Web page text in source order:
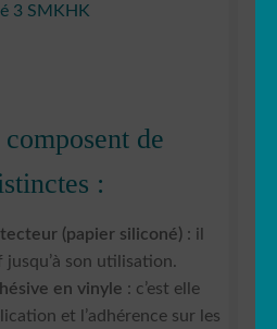
3 SMKHK
de
:
(papier siliconé) : il
jusqu’à son utilisation.
en vinyle : c’est elle
et l’adhérence sur les